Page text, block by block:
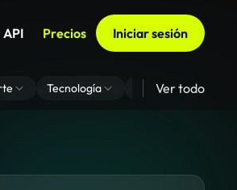
API Precios Iniciar sesión
Tecnología Zoom De Fondo
Ver todo